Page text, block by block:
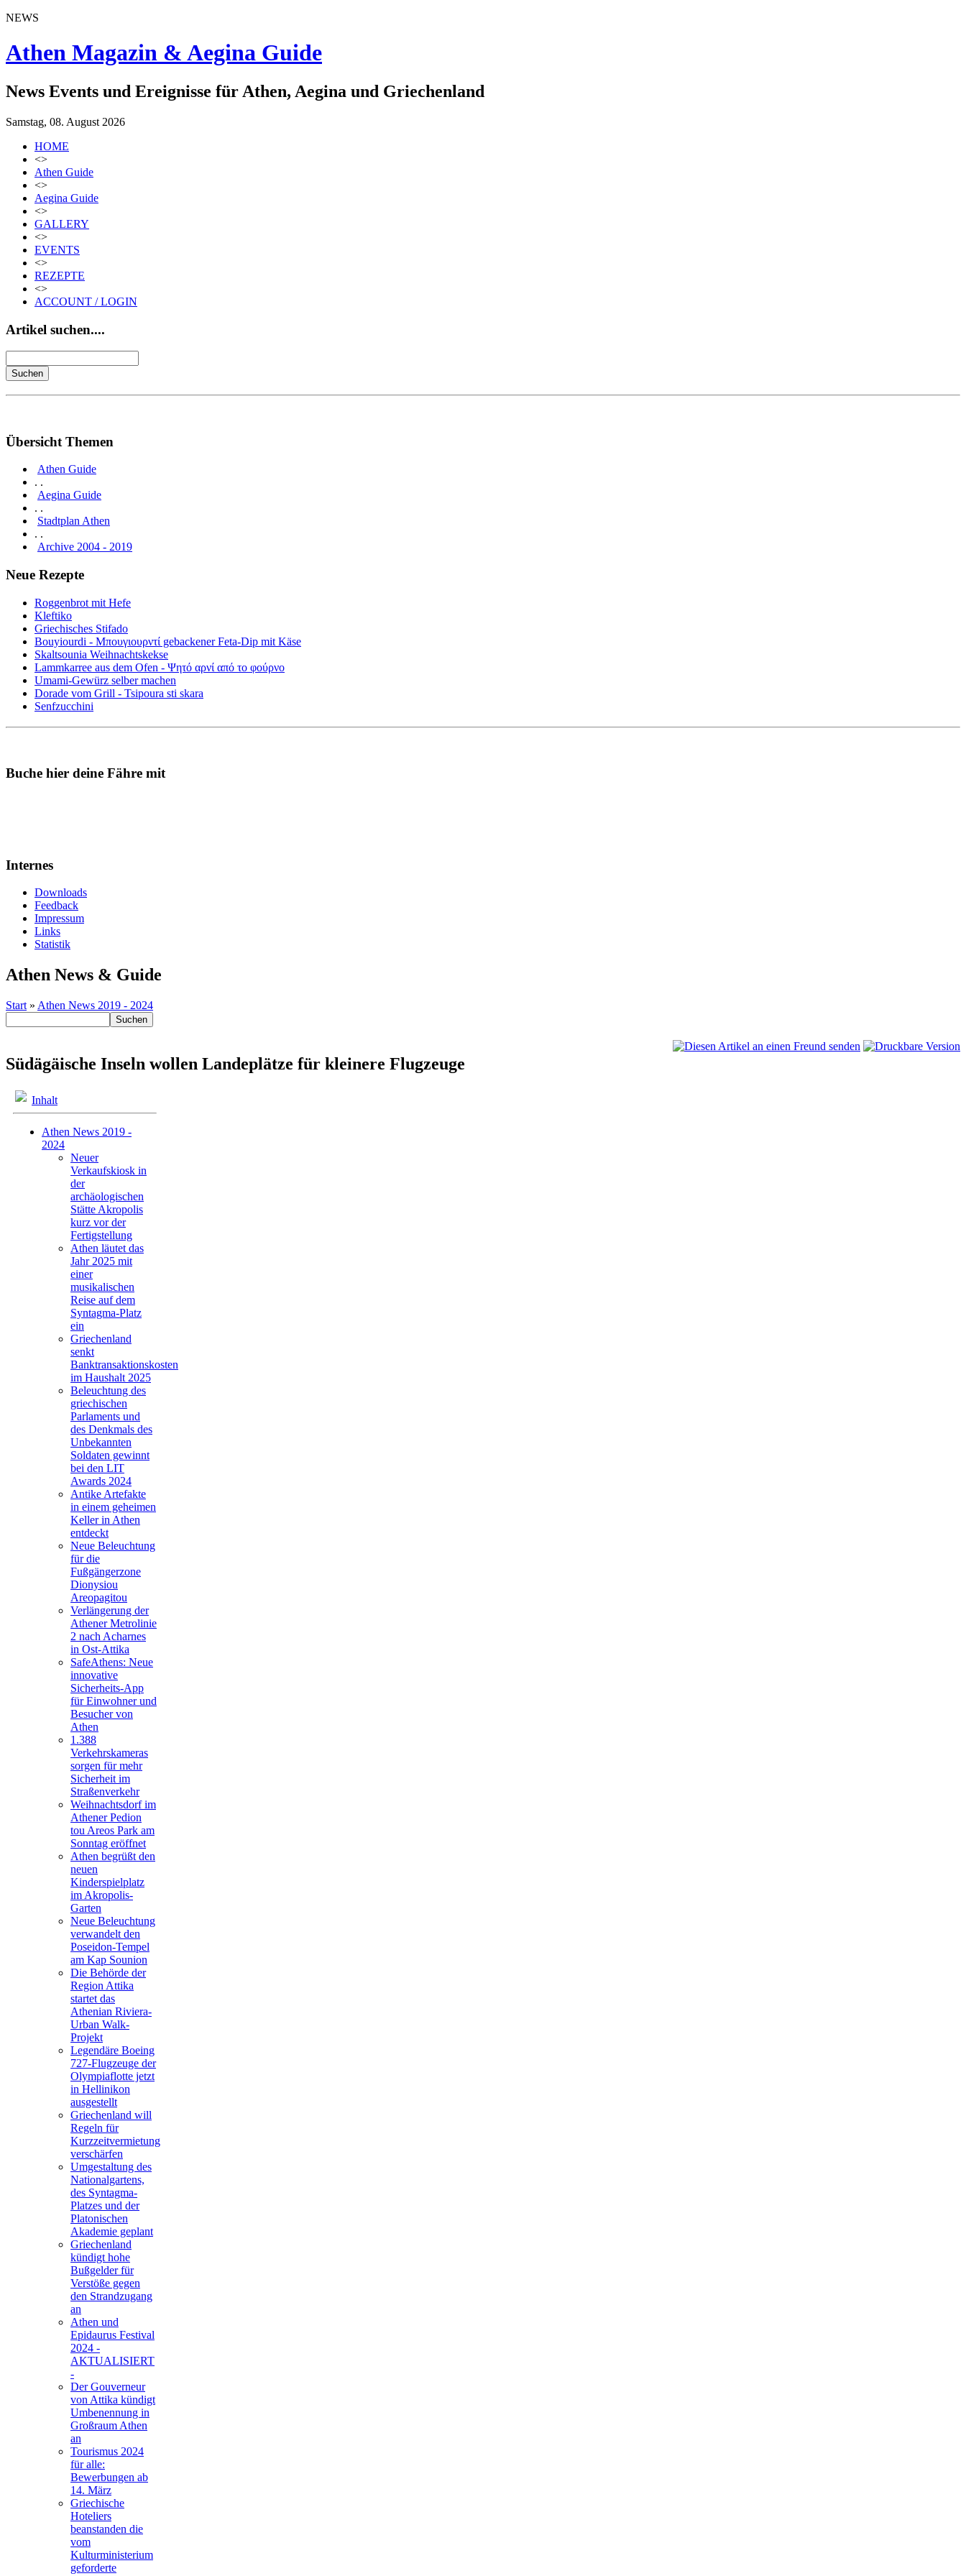
NEWS
Athen Magazin & Aegina Guide
News Events und Ereignisse für Athen, Aegina und Griechenland
Samstag, 08. August 2026
HOME
<>
Athen Guide
<>
Aegina Guide
<>
GALLERY
<>
EVENTS
<>
REZEPTE
<>
ACCOUNT / LOGIN
Artikel suchen....
Übersicht Themen
Athen Guide
. .
Aegina Guide
. .
Stadtplan Athen
. .
Archive 2004 - 2019
Neue Rezepte
Roggenbrot mit Hefe
Kleftiko
Griechisches Stifado
Bouyiourdi - Μπουγιουρντί gebackener Feta-Dip mit Käse
Skaltsounia Weihnachtskekse
Lammkarree aus dem Ofen - Ψητό αρνί από το φούρνο
Umami-Gewürz selber machen
Dorade vom Grill - Tsipoura sti skara
Senfzucchini
Buche hier deine Fähre mit
Internes
Downloads
Feedback
Impressum
Links
Statistik
Athen News & Guide
Start » Athen News 2019 - 2024
Südägäische Inseln wollen Landeplätze für kleinere Flugzeuge
Inhalt
Athen News 2019 -
2024
Neuer
Verkaufskiosk in
der
archäologischen
Stätte Akropolis
kurz vor der
Fertigstellung
Athen läutet das
Jahr 2025 mit
einer
musikalischen
Reise auf dem
Syntagma-Platz
ein
Griechenland
senkt
Banktransaktionskosten
im Haushalt 2025
Beleuchtung des
griechischen
Parlaments und
des Denkmals des
Unbekannten
Soldaten gewinnt
bei den LIT
Awards 2024
Antike Artefakte
in einem geheimen
Keller in Athen
entdeckt
Neue Beleuchtung
für die
Fußgängerzone
Dionysiou
Areopagitou
Verlängerung der
Athener Metrolinie
2 nach Acharnes
in Ost-Attika
SafeAthens: Neue
innovative
Sicherheits-App
für Einwohner und
Besucher von
Athen
1.388
Verkehrskameras
sorgen für mehr
Sicherheit im
Straßenverkehr
Weihnachtsdorf im
Athener Pedion
tou Areos Park am
Sonntag eröffnet
Athen begrüßt den
neuen
Kinderspielplatz
im Akropolis-
Garten
Neue Beleuchtung
verwandelt den
Poseidon-Tempel
am Kap Sounion
Die Behörde der
Region Attika
startet das
Athenian Riviera-
Urban Walk-
Projekt
Legendäre Boeing
727-Flugzeuge der
Olympiaflotte jetzt
in Hellinikon
ausgestellt
Griechenland will
Regeln für
Kurzzeitvermietung
verschärfen
Umgestaltung des
Nationalgartens,
des Syntagma-
Platzes und der
Platonischen
Akademie geplant
Griechenland
kündigt hohe
Bußgelder für
Verstöße gegen
den Strandzugang
an
Athen und
Epidaurus Festival
2024 -
AKTUALISIERT
-
Der Gouverneur
von Attika kündigt
Umbenennung in
Großraum Athen
an
Tourismus 2024
für alle:
Bewerbungen ab
14. März
Griechische
Hoteliers
beanstanden die
vom
Kulturministerium
geforderte